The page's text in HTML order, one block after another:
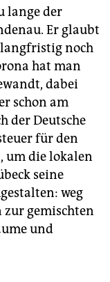
lange der
Er glaubt
noch
hat man
dabei
schon am
der Deutsche
für den
um die lokalen
seine
weg
gemischten
und